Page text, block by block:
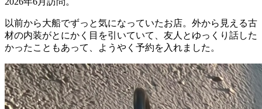
以前から大船でずっと気になっていたお店。外から見える古
材の内装がとにかく目を引いていて、友人とゆっくり話した
かったこともあって、ようやく予約を入れました。